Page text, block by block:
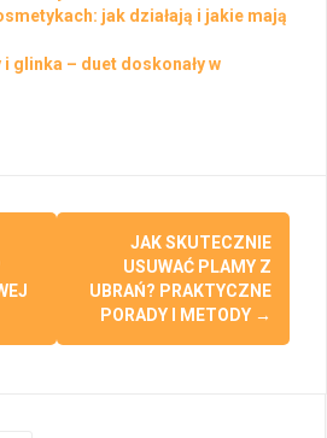
jak działają i jakie mają
glinka – duet doskonały w
JAK SKUTECZNIE
USUWAĆ PLAMY Z
UBRAŃ? PRAKTYCZNE
PORADY I METODY →